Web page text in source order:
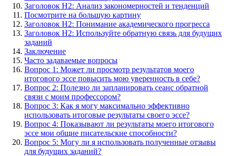
Заголовок H2: Анализ закономерностей и тенденций
Посмотрите на большую картину
Заголовок H2: Понимание академического прогресса
Заголовок H2: Используйте обратную связь для будущих
заданий
Заключение
Часто задаваемые вопросы
Вопрос 1: Может ли просмотр результатов моего
итогового эссе повысить мою уверенность в себе?
Вопрос 2: Полезно ли запланировать сеанс обратной
связи с моим профессором?
Вопрос 3: Как я могу максимально эффективно
использовать итоговые результаты своего эссе?
Вопрос 4: Показывают ли результаты моего итогового
эссе мои общие писательские способности?
Вопрос 5: Могу ли я использовать полученные отзывы
для будущих заданий?